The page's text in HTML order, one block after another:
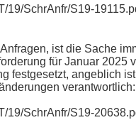
19/SchrAnfr/S19-
ist die Sache
für Januar 2025
festgesetzt, angeblich
verantwortlich:
19/SchrAnfr/S19-